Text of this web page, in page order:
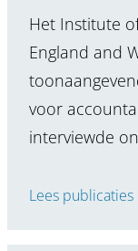
Het Institute
England and
voor
interviewde
Lees publicaties